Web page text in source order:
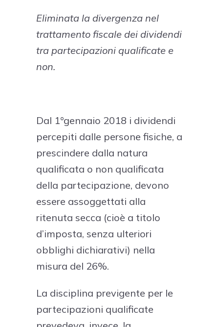
Eliminata la divergenza nel
trattamento fiscale dei dividendi
tra partecipazioni qualificate e
non.
Dal 1°gennaio 2018 i dividendi
percepiti dalle persone fisiche, a
prescindere dalla natura
qualificata o non qualificata
della partecipazione, devono
essere assoggettati alla
ritenuta secca (cioè a titolo
d’imposta, senza ulteriori
obblighi dichiarativi) nella
misura del 26%.
La disciplina previgente per le
partecipazioni qualificate